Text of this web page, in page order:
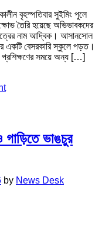
বৃহস্পতিবার সুইমিং পুলে
তৈরি হয়েছে অভিভাবকদের
নাম আদ্বিক। আসানসোল
একটি বেসরকারি স্কুলে পড়ত।
প্রশিক্ষণের সময়ে অন্য […]
ভাঙচুর
by News Desk